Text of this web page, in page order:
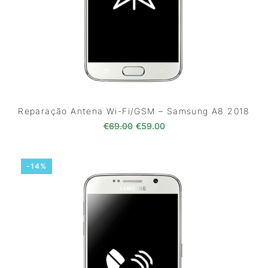
Reparação Antena Wi-Fi/GSM – Samsung A8 2018
€69.00 O preço original era: €69.00.
€59.00O preço atual é:
-14%